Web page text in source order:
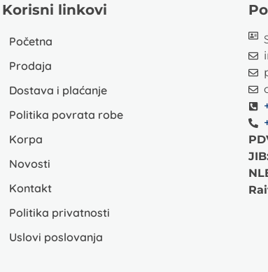
Korisni linkovi
Početna
Prodaja
Dostava i plaćanje
Politika povrata robe
Korpa
Novosti
Kontakt
Politika privatnosti
Uslovi poslovanja